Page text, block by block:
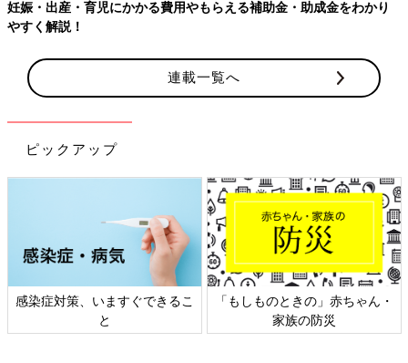
妊娠・出産・育児にかかる費用やもらえる補助金・助成金をわかり
やすく解説！
連載一覧へ
ピックアップ
感染症対策、いますぐできるこ
と
「もしものときの」赤ちゃん・
家族の防災